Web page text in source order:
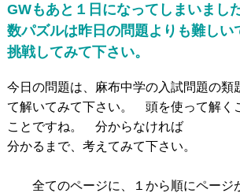
小中学生対象オンライン英会話教室
GWもあと１日になってしまいま
数パズルは昨日の問題よりも難しい
挑戦してみて下さい。
今日の問題は、麻布中学の入試問題の
て解いてみて下さい。 頭を使って解く
ことですね。 分からなければ
分かるまで、考えてみて下さい。
全てのページに、１から順にページ